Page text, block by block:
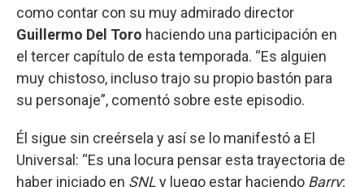
como contar con su muy admirado director
Guillermo Del Toro haciendo una participación en
el tercer capítulo de esta temporada. “Es alguien
muy chistoso, incluso trajo su propio bastón para
su personaje”, comentó sobre este episodio.
Él sigue sin creérsela y así se lo manifestó a El
Universal: “Es una locura pensar esta trayectoria de
haber iniciado en SNLy luego estar haciendo Barry;